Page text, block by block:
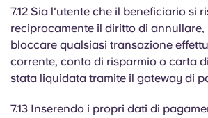
7.12 Sia l'utente che il beneficiario si
reciprocamente il diritto di annullare,
bloccare qualsiasi transazione
corrente, conto di risparmio o carta
stata liquidata tramite il gateway di
7.13 Inserendo i propri dati di